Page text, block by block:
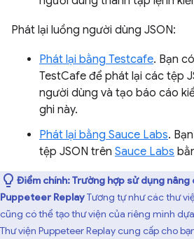
Phát lại luồng người dùng JSON:
Phát lại bằng Testcafe. Bạn
TestCafe để phát lại các tệp
người dùng và tạo báo cáo
ghi này.
Phát lại bằng Sauce Labs.
tệp JSON trên Sauce Labs
Điểm chính:Trường hợp sử dụng
Puppeteer ReplayTương tự như các thư
cũng có thể tạo thư viện của riêng mình
Thư viện Puppeteer Replay cung cấp cho